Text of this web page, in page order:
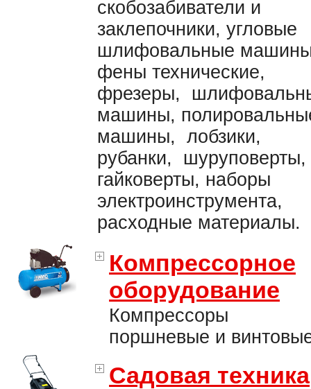
скобозабиватели и
заклепочники, угловые
шлифовальные
фены технические,
фрезеры,
машины,
машины, лобзики,
рубанки, шуруповерты,
гайковерты, наборы
электроинструмента,
расходные материалы.
Компрессорное
оборудование
Компрессоры
поршневые и
Садовая техника